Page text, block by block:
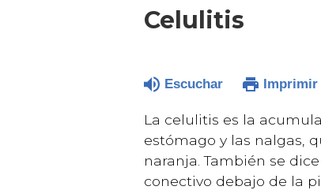
Celulitis
Escuchar Imprimir
La celulitis es la
estómago y las nalgas,
naranja. También se
conectivo debajo de la